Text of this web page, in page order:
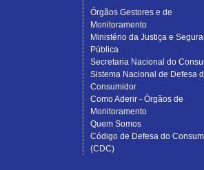
Órgãos Gestores e de
Monitoramento
Ministério da Justiça e
Pública
Secretaria Nacional do
Sistema Nacional de Defesa
Consumidor
Como Aderir - Órgãos de
Monitoramento
Quem Somos
Código de Defesa do
(CDC)